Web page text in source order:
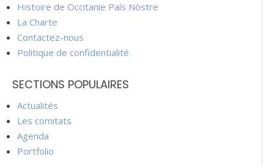
Histoire de Occitanie País Nòstre
La Charte
Contactez-nous
Politique de confidentialité
SECTIONS POPULAIRES
Actualités
Les comitats
Agenda
Portfolio